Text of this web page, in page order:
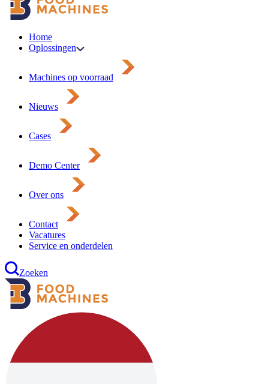
Home
Oplossingen
Machines op voorraad
Nieuws
Cases
Demo Center
Over ons
Contact
Vacatures
Service en onderdelen
Zoeken